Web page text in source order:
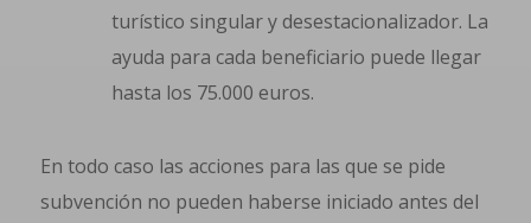
turístico singular y desestacionalizador. La
ayuda para cada beneficiario puede llegar
hasta los 75.000 euros.
En todo caso las acciones para las que se pide
subvención no pueden haberse iniciado antes del